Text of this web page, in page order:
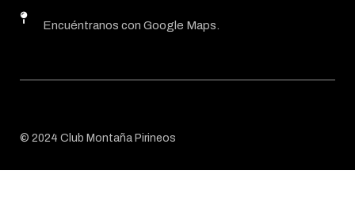
Encuéntranos con Google Maps.
© 2024 Club Montaña Pirineos